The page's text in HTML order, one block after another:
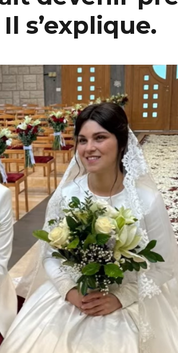
s’explique.